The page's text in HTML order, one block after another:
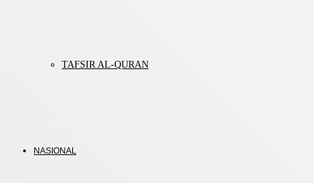
TAFSIR AL-QURAN
NASIONAL